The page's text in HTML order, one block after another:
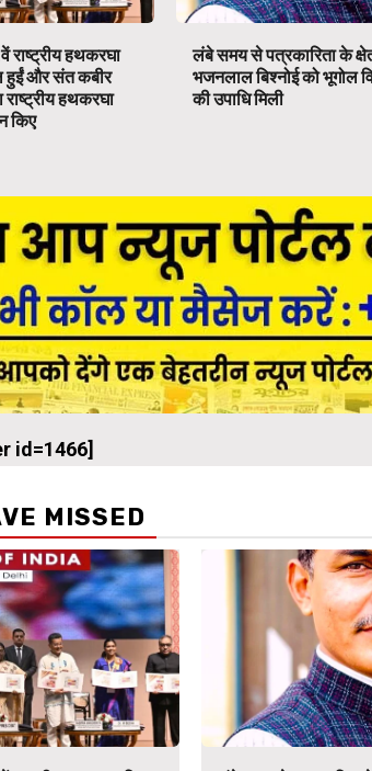
राष्ट्रीय हथकरघा
हुईं और संत कबीर
हथकरघा
किए
लंबे समय से पत्रकारिता के
भजनलाल बिश्नोई को भूगोल
की उपाधि मिली
id=1466]
MISSED